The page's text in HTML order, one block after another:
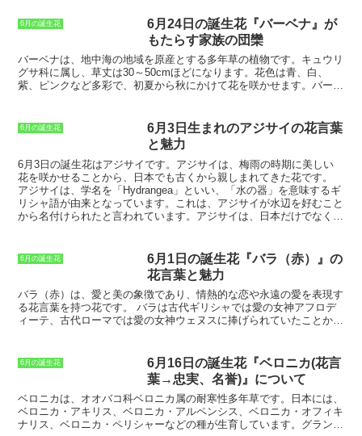
菌などの効果があるとされています。
色は、黄色、オレンジ、赤などがあります。マリーゴールドの花は、
花壇やプランターなどで栽培することができ、初心者でも簡単に育て
られます。マリーゴールドは、夏から秋にかけて開花し、花期が長い
のが特徴です。マリーゴールドは、その美しい花姿と花言葉から、切
花や花束によく利用されています。また、マリーゴールドは、食用と
しても利用することができます。マリーゴールドの花びらをサラダや
愛情を表現したいときには、黄色いマリーゴールドを贈るとよいでし
ょう。悲しみや絶望を癒したいときには、オレンジ色のマリーゴール
ドを贈るとよいでしょう。嫉妬や嫉みを鎮めたいときには、赤色のマ
リーゴールドを贈るとよいでしょう。
6月の誕生花
6月24日の誕生花『バーベナ』が
もたらす家族の団欒
バーベナは、地中海の地域を原産とする多年草の植物です。キュウリ
グサ科に属し、草丈は30～50cmほどになります。花色は青、白、
紫、ピンクなど多彩で、初夏から秋にかけて花を咲かせます。バーベ
言葉が「家族の絆」や「調和」だからです。バーベナを家に飾ると、
家族の仲が深まり、家庭円満につながると言われています。 バーベナ
は、花壇やコンテナで簡単に栽培することができます
く、水はけのよい場所を好みます。水やりは、土の表面が乾いたらた
っぷりと与えましょう。肥料は、春と秋に緩効性化成肥料を与えると
よいでしょう。バーベナは、丈夫な植物で、害虫や病気にも強いで
す。しかし、うどんこ病やアブラムシが発生することがあります。う
どんこ病は、葉に白い粉のようなものが付着する病気で、アブラムシ
6月の誕生花
6月3日生まれのアジサイの花言葉
と魅力
6月3日の誕生花はアジサイです。アジサイは、梅雨の時期に美しい
花を咲かせることから、日本でも古くから親しまれてきた花です。
アジサイは、学名を「Hydrangea」といい、「水の器」を意味するギ
リシャ語が由来となっています。これは、アジサイが水辺を好むこと
から名付けられたと言われています。アジサイは、日本だけでなく、
6月の誕生花
6月1日の誕生花『バラ（赤）』の
花言葉と魅力
バラ（赤）は、愛と美の象徴であり、情熱的な恋や永遠の愛を表現す
る花言葉を持つ花です。
バラは古代ギリシャでは愛の女神アフロデ
ィーテ、古代ローマでは愛の女神ウェヌスに捧げられていたことか
葉を持つようになったと言われています。バラ（赤）には、他にも
「感謝」や「尊敬」などの花言葉があります。バラは、古くから贈
り物として使われてきたことから、「感謝」や「尊敬」などの花言葉
を持つようになりました。また、バラは、その美しさから、人々から
尊敬される花でもあります。 バラ（赤）は、その美しい花姿と花言葉
から、世界中の人々に愛されている花です。バラは、花束やフラワ
6月の誕生花
6月16日の誕生花『ベロニカ(花言
葉→忠実、名誉)』について
ベロニカ は、オオバコ科ベロニカ属の耐寒性多年草です。日本には、
ベロニカ・アキリス、ベロニカ・アルペンシス、ベロニカ・オフィキ
ナリス、ベロニカ・ペリシャーなどの種が生育しています。グランド